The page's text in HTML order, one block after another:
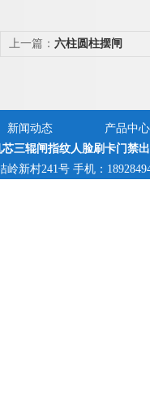
上一篇： 六柱圆柱摆闸
新闻动态
产品中心
芯三辊闸指纹人脸刷卡门禁
新村241号 手机：